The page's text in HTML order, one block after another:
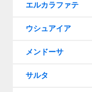
エルカラファテ
ウシュアイア
メンドーサ
サルタ